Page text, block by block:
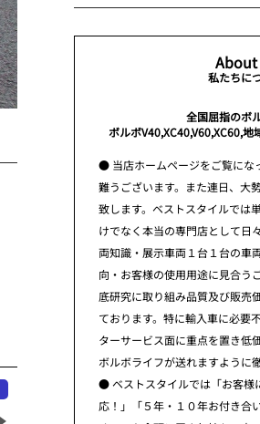
About
私たちに
全国屈指のボ
ボルボV40,XC40,V60,XC60,地
● 当店ホームページをご覧にな
難うございます。また連日、大
致します。ベストスタイルでは
けでなく本当の専門店として日
両知識・展示車両１台１台の車
向・お客様の使用用途に見合う
底研究に取り組み品質及び販売
ております。特に輸入車に必要
ターサービス面に重点を置き低
ボルボライフが送れますように
● ベストスタイルでは「お客様
応！」「５年・１０年お付き合